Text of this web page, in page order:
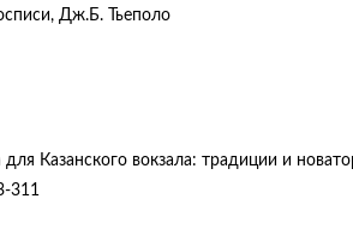
Дж.Б. Тьеполо
Казанского вокзала: традиции и
311